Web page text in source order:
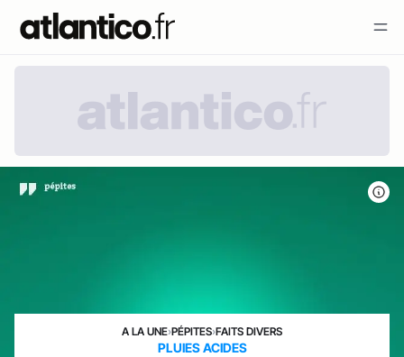
A LA UNE›PÉPITES›FAITS DIVERS
PLUIES ACIDES